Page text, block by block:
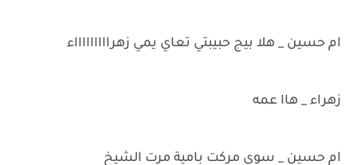
ام حسين _ هلا بيج حبيبتي تعاي يمي زهراااااااااء
زهراء _ هاا عمه
ام حسين _ سوي مركت بامية مرت الشيخ